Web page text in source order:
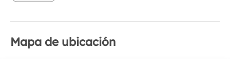
Mapa de ubicación